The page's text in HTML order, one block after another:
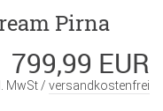
Pirna
799,99 EUR
MwSt / versandkostenfrei